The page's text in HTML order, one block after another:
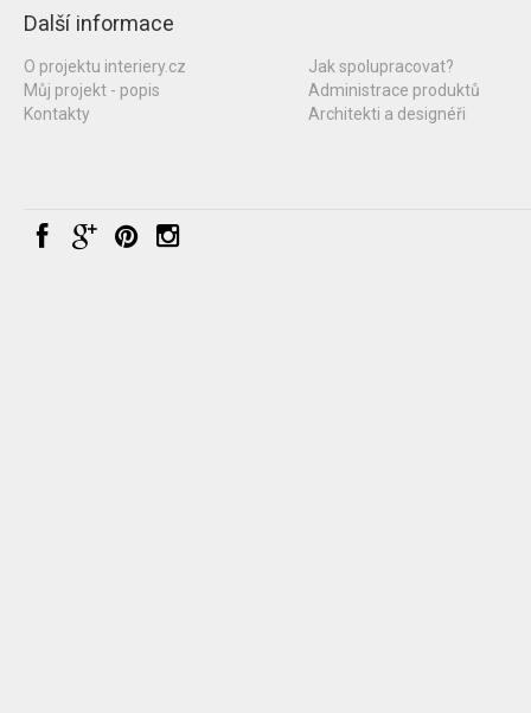
Další informace
O projektu interiery.cz
Můj projekt - popis
Kontakty
Jak spolupracovat?
Administrace produktů
Architekti a designéři